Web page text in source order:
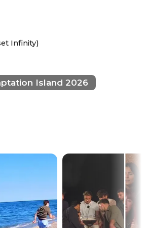
Infinity)
Island 2026